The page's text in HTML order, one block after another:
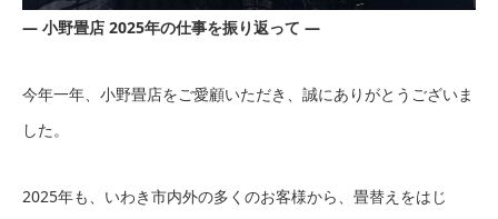
― 小野畳店 2025年の仕事を振り返って ―
今年一年、小野畳店をご愛顧いただき、誠にありがとうございま
した。
2025年も、いわき市内外の多くのお客様から、畳替えをはじ